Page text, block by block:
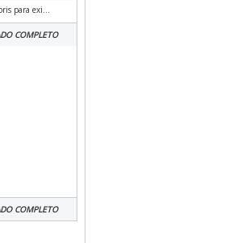
para exi...
COMPLETO
COMPLETO